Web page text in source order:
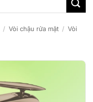
/ Vòi chậu rửa mặt / Vòi